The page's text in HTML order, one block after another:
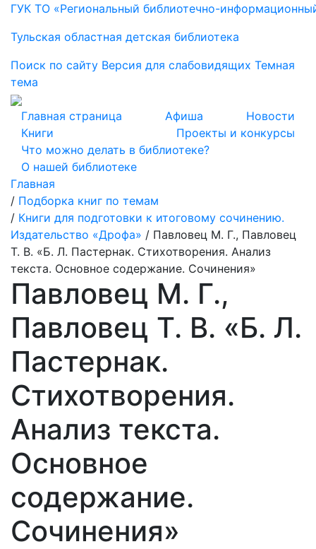
ГУК ТО «Региональный библиотечно-
Тульская областная детская библиотека
Поиск по сайту Версия для слабовидящих Темная
тема
Главная страница Афиша
Новости
Книги
Проекты и конкурсы
Что можно делать в библиотеке?
О нашей библиотеке
Главная
/ Подборка книг по темам
/ Книги для подготовки к итоговому сочинению.
Издательство «Дрофа» / Павловец М. Г., Павловец
Т. В. «Б. Л. Пастернак. Стихотворения. Анализ
текста. Основное содержание. Сочинения»
Павловец М. Г.,
Павловец Т. В. «Б. Л.
Пастернак.
Стихотворения.
Анализ текста.
Основное
содержание.
Сочинения»